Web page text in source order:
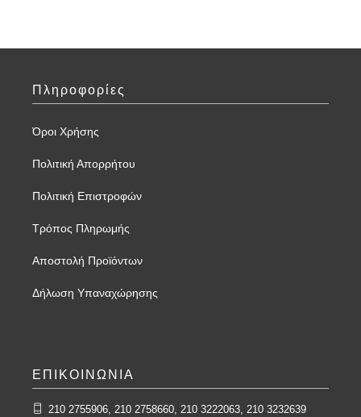
Πληροφορίες
Όροι Χρήσης
Πολιτική Απορρήτου
Πολιτική Επιστροφών
Τρόπος Πληρωμής
Αποστολή Προϊόντων
Δήλωση Υπαναχώρησης
ΕΠΙΚΟΙΝΩΝΙΑ
210 2755906, 210 2758660, 210 3222063, 210 3232639